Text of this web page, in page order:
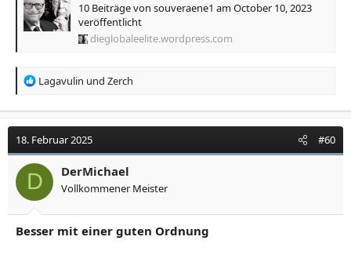
10 Beiträge von souveraene1 am October 10, 2023
veröffentlicht
dieglobaleelite.wordpress.com
R
a
t
i
o
n
e
Lagavulin und Zerch
18. Februar 2025 #60
D DerMichael
Vollkommener Meister
Besser mit einer guten Ordnung